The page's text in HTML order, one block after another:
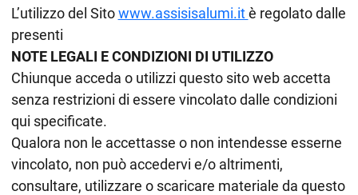
L’utilizzo del Sitowww.assisisalumi.itè regolato dalle
presenti
NOTE LEGALI E CONDIZIONI DI UTILIZZO
Chiunque acceda o utilizzi questo sito web accetta
senza restrizioni di essere vincolato dalle condizioni
qui specificate.
Qualora non le accettasse o non intendesse esserne
vincolato, non può accedervi e/o altrimenti,
consultare, utilizzare o scaricare materiale da questo